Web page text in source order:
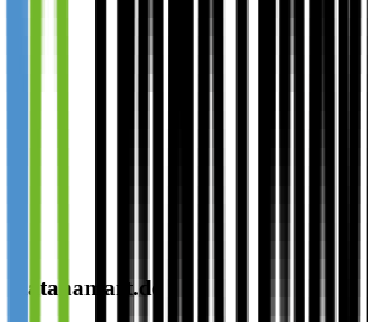
Katanamart.de